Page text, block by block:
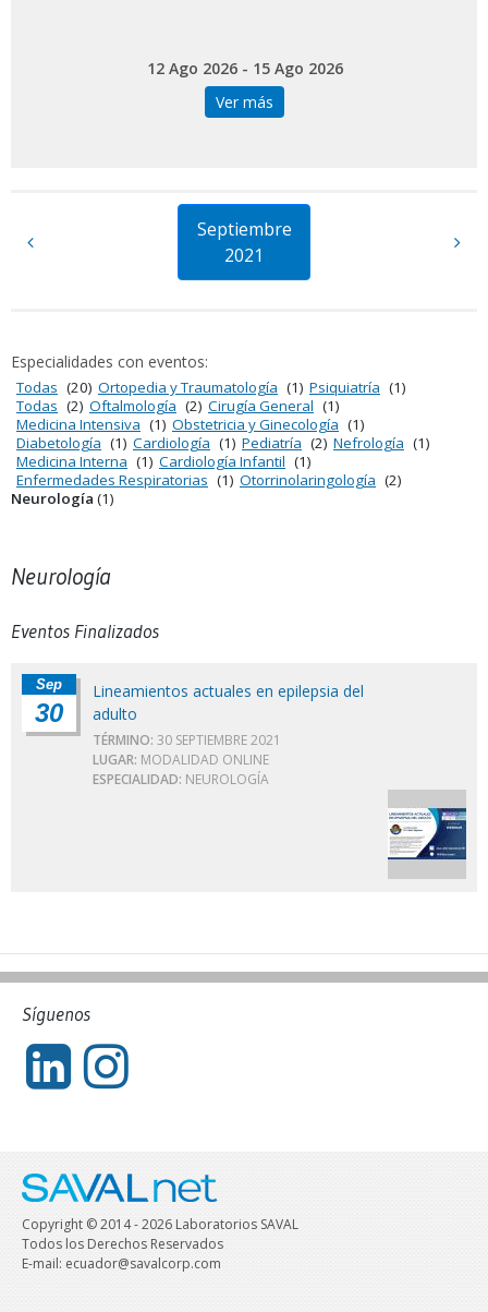
12 Ago 2026 - 15 Ago 2026
Ver más
Septiembre
2021
Especialidades con eventos:
Todas (20) Ortopedia y Traumatología (1) Psiquiatría (1)
Todas (2) Oftalmología (2) Cirugía General (1)
Medicina Intensiva (1) Obstetricia y Ginecología (1)
Diabetología (1) Cardiología (1) Pediatría (2) Nefrología (1)
Medicina Interna (1) Cardiología Infantil (1)
Enfermedades Respiratorias (1) Otorrinolaringología (2)
Neurología (1)
Neurología
Eventos Finalizados
Sep
30
Lineamientos actuales en epilepsia del
adulto
TÉRMINO: 30 SEPTIEMBRE 2021
LUGAR: MODALIDAD ONLINE
ESPECIALIDAD: NEUROLOGÍA
Síguenos
Copyright © 2014 - 2026 Laboratorios SAVAL
Todos los Derechos Reservados
E-mail: ecuador@savalcorp.com